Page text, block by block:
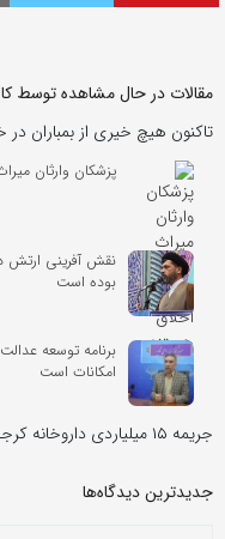
مقالات در حال مشاهده توسط
تاکنون هیچ خیری از بمباران در
پزشکان وارثان
نقش آفرینی ارتش
بوده است
برنامه توسعه
امکانات است
جریمه ۱۵ میلیاردی داروخانه کرجی
جدیدترین دیدگاه‌‌ها